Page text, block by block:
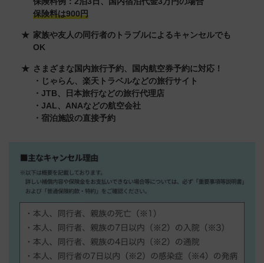
保険料は900円
家族や友人の同行者のトラブルによるキャンセルでも
OK
さまざまな国内旅行予約、国内航空券予約に対応！
・じゃらん、楽天トラベルなどの旅行サイト
・JTB、日本旅行などの旅行代理店
・JAL、ANAなどの航空会社
・宿泊施設の直接予約